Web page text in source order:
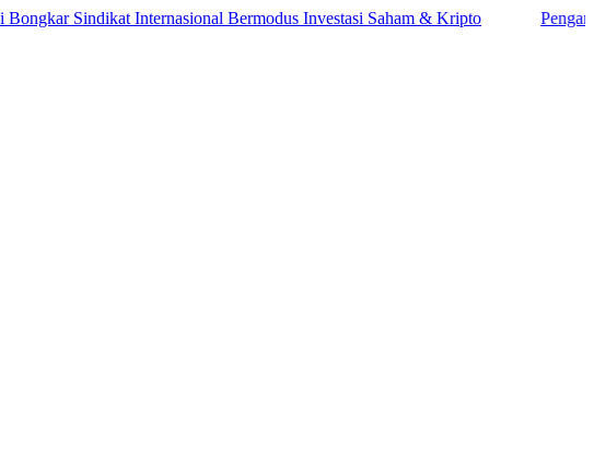
Sindikat Internasional Bermodus Investasi Saham & Kripto Pengamat